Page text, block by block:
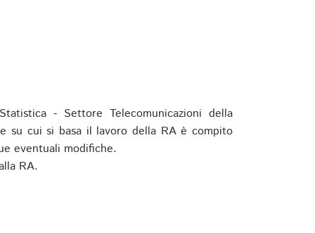
- Settore Telecomunicazioni della
su cui si basa il lavoro della RA è compito
eventuali modifiche.
RA.